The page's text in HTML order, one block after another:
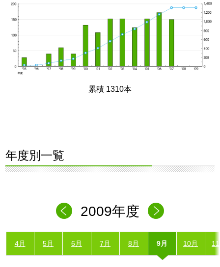
累積 1310本
年度別一覧
2009年度
4月 5月 6月 7月 8月 9月 10月